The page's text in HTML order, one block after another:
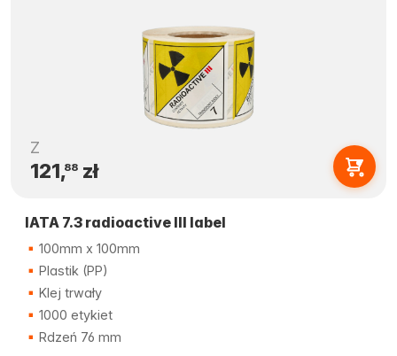
Z
121,88zł
IATA 7.3 radioactive III label
100mm x 100mm
Plastik (PP)
Klej trwały
1000 etykiet
Rdzeń 76 mm